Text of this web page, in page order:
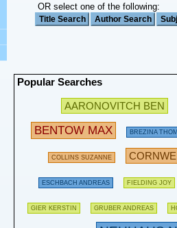
OR select one of the following:
Popular Searches
AARONOVITCH BEN
BENTOW MAX BREZINA
COLLINS SUZANNE
ESCHBACH ANDREAS FIELDING JOY
GIER KERSTIN GRUBER ANDREAS